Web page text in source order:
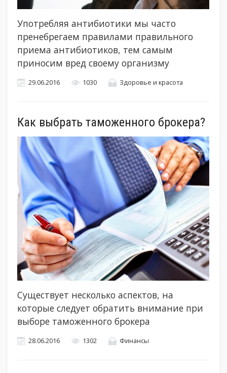
Употребляя антибиотики мы часто
пренебрегаем правилами правильного
приема антибиотиков, тем самым
приносим вред своему организму
29.06.2016 1030 Здоровье и красота
Как выбрать таможенного брокера?
Существует несколько аспектов, на
которые следует обратить внимание при
выборе таможенного брокера
28.06.2016 1302 Финансы